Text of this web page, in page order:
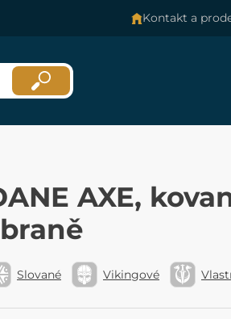
Kontakt a
AXE,
Slované Vikingové